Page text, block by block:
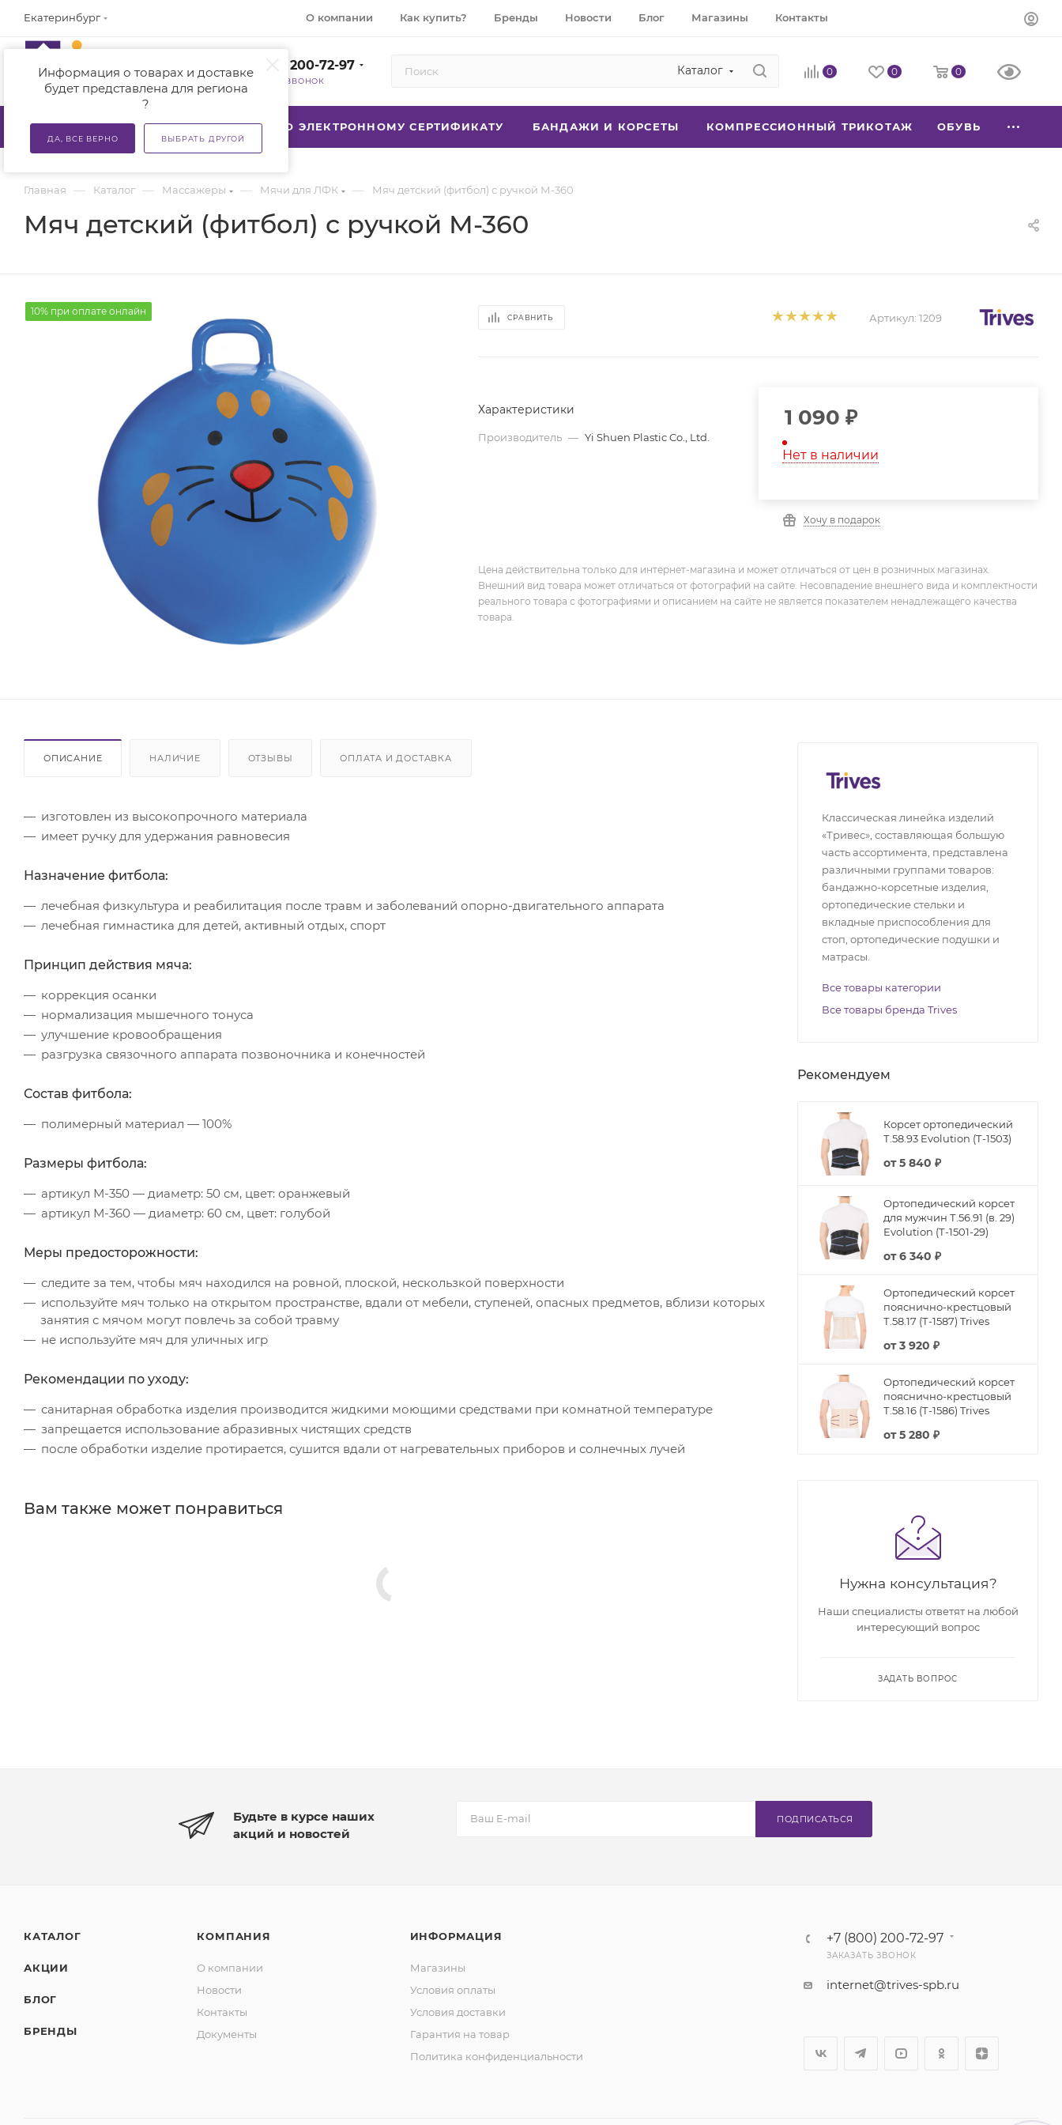
Екатеринбург
Информация о товарах и доставке
будет представлена для региона
?
ДА, ВСЕ ВЕРНО ВЫБРАТЬ ДРУГОЙ
О компании Как купить? Бренды Новости Блог Магазины Контакты
+7 (800) 200-72-97
ЗАКАЗАТЬ ЗВОНОК
Каталог 0 0 0
КАТАЛОГ АКЦИИ ТСР ПО ЭЛЕКТРОННОМУ СЕРТИФИКАТУ БАНДАЖИ И КОРСЕТЫ КОМПРЕССИОННЫЙ ТРИКОТАЖ ОБУВЬ
Главная — Каталог — Массажеры — Мячи для ЛФК — Мяч детский (фитбол) с ручкой М-360
Мяч детский (фитбол) с ручкой М-360
10% при оплате онлайн
СРАВНИТЬ Артикул: 1209
Характеристики
Производитель — Yi Shuen Plastic Co., Ltd.
1 090 ₽
Нет в наличии
Хочу в подарок
Цена действительна только для интернет-магазина и может отличаться от цен в розничных магазинах.
Внешний вид товара может отличаться от фотографий на сайте. Несовпадение внешнего вида и комплектности
реального товара с фотографиями и описанием на сайте не является показателем ненадлежащего качества
товара.
ОПИСАНИЕ НАЛИЧИЕ ОТЗЫВЫ ОПЛАТА И ДОСТАВКА
изготовлен из высокопрочного материала
имеет ручку для удержания равновесия
Назначение фитбола:
лечебная физкультура и реабилитация после травм и заболеваний опорно-двигательного аппарата
лечебная гимнастика для детей, активный отдых, спорт
Принцип действия мяча:
коррекция осанки
нормализация мышечного тонуса
улучшение кровообращения
разгрузка связочного аппарата позвоночника и конечностей
Состав фитбола:
полимерный материал — 100%
Размеры фитбола:
артикул М-350 — диаметр: 50 см, цвет: оранжевый
артикул М-360 — диаметр: 60 см, цвет: голубой
Меры предосторожности:
следите за тем, чтобы мяч находился на ровной, плоской, нескользкой поверхности
используйте мяч только на открытом пространстве, вдали от мебели, ступеней, опасных предметов, вблизи которых
занятия с мячом могут повлечь за собой травму
не используйте мяч для уличных игр
Рекомендации по уходу:
санитарная обработка изделия производится жидкими моющими средствами при комнатной температуре
запрещается использование абразивных чистящих средств
после обработки изделие протирается, сушится вдали от нагревательных приборов и солнечных лучей
Вам также может понравиться
Классическая линейка изделий
«Тривес», составляющая большую
часть ассортимента, представлена
различными группами товаров:
бандажно-корсетные изделия,
ортопедические стельки и
вкладные приспособления для
стоп, ортопедические подушки и
матрасы.
Все товары категории
Все товары бренда Trives
Рекомендуем
Корсет ортопедический
Т.58.93 Evolution (Т-1503)
от5 840 ₽
Ортопедический корсет
для мужчин Т.56.91 (в. 29)
Evolution (Т-1501-29)
от6 340 ₽
Ортопедический корсет
пояснично-крестцовый
Т.58.17 (Т-1587) Trives
от3 920 ₽
Ортопедический корсет
пояснично-крестцовый
Т.58.16 (Т-1586) Trives
от5 280 ₽
Нужна консультация?
Наши специалисты ответят на любой
интересующий вопрос
ЗАДАТЬ ВОПРОС
Будьте в курсе наших
акций и новостей
ПОДПИСАТЬСЯ
КАТАЛОГ
АКЦИИ
БЛОГ
БРЕНДЫ
КОМПАНИЯ
О компании
Новости
Контакты
Документы
ИНФОРМАЦИЯ
Магазины
Условия оплаты
Условия доставки
Гарантия на товар
Политика конфиденциальности
+7 (800) 200-72-97
ЗАКАЗАТЬ ЗВОНОК
internet@trives-spb.ru